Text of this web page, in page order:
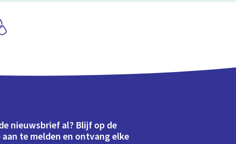
nieuwsbrief al? Blijf op de
te melden en ontvang elke